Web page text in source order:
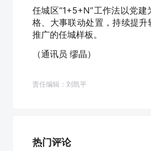
任城区“1+5+N”工作法以党
格、大事联动处置，持续提
推广的任城样板。
（通讯员 缪晶）
责任编辑：刘凯平
热门评论